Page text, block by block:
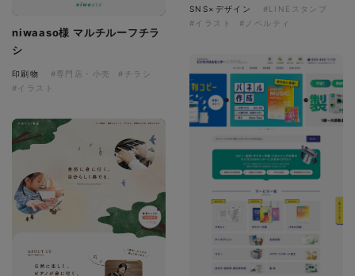
niwaaso様 マルチルーフチラ
シ
印刷物 #専門店・小売
#チラシ
#イラスト
SNS×デザイン
#LINEスタンプ
#イラスト
#ノベルティ